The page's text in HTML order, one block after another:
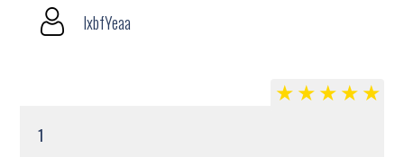
lxbfYeaa
1